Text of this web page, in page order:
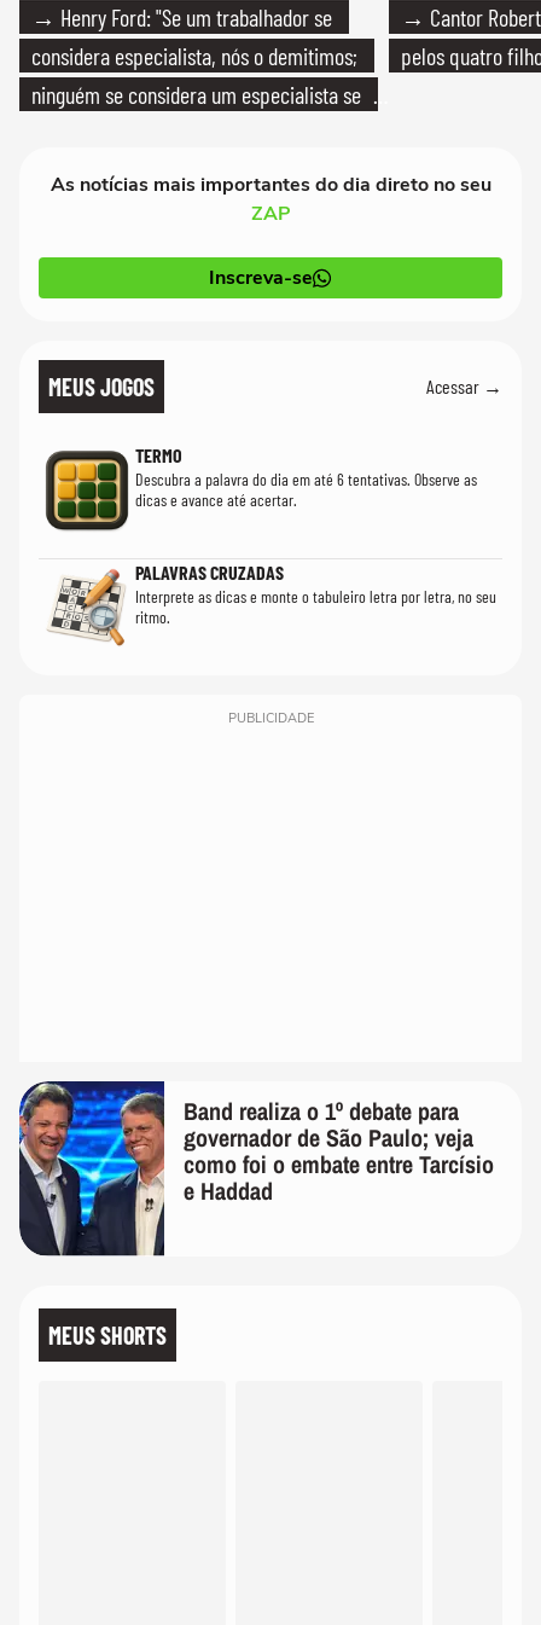
→ Henry Ford: "Se um trabalhador se
considera especialista, nós o demitimos;
ninguém se considera um especialista se
→ Cantor
pelos quatro
As notícias mais importantes do dia direto no seu
ZAP
Inscreva-se
MEUS JOGOS Acessar →
TERMO
Descubra a palavra do dia em até 6 tentativas. Observe as
dicas e avance até acertar.
PALAVRAS CRUZADAS
Interprete as dicas e monte o tabuleiro letra por letra, no seu
ritmo.
PUBLICIDADE
Band realiza o 1º debate para
governador de São Paulo; veja
como foi o embate entre Tarcísio
e Haddad
MEUS SHORTS